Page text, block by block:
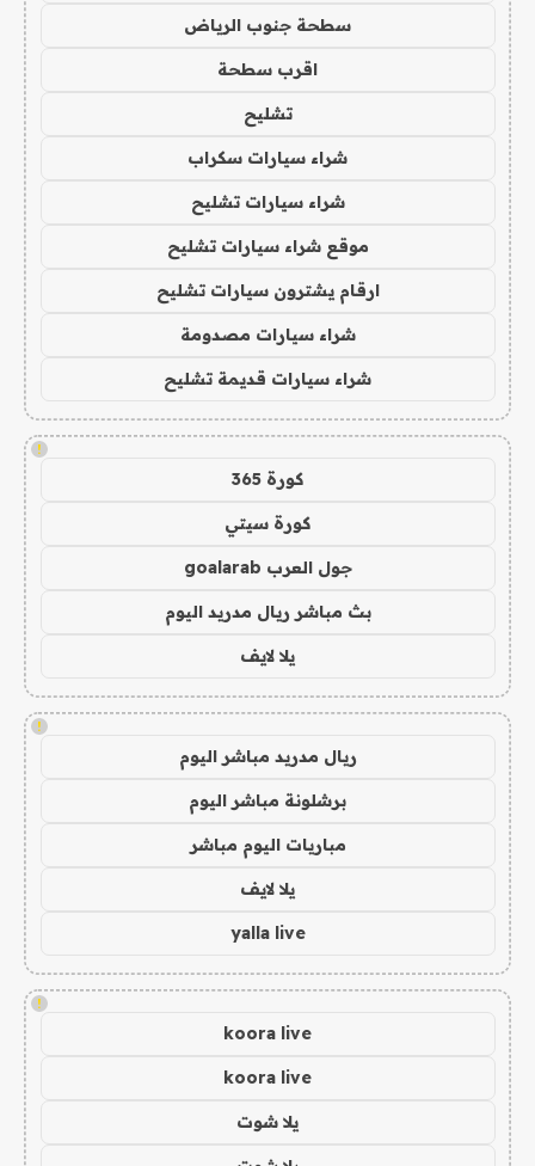
سطحة جنوب الرياض
اقرب سطحة
تشليح
شراء سيارات سكراب
شراء سيارات تشليح
موقع شراء سيارات تشليح
ارقام يشترون سيارات تشليح
شراء سيارات مصدومة
شراء سيارات قديمة تشليح
!
كورة 365
كورة سيتي
جول العرب goalarab
بث مباشر ريال مدريد اليوم
يلا لايف
!
ريال مدريد مباشر اليوم
برشلونة مباشر اليوم
مباريات اليوم مباشر
يلا لايف
yalla live
!
koora live
koora live
يلا شوت